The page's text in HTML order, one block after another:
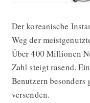
LINE nun
Der koreanische
Weg der
Über 400 Millionen
Zahl steigt rasend.
Benutzern besonders
versenden.